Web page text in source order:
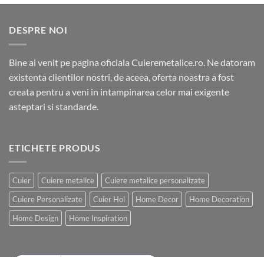
DESPRE NOI
Bine ai venit pe pagina oficiala Cuieremetalice.ro. Ne datoram
existenta clientilor nostri, de aceea, oferta noastra a fost
creata pentru a veni in intampinarea celor mai exigente
asteptari si standarde.
ETICHETE PRODUS
Cuier Cuiere metalice
Cuiere metalice personalizate
Cuiere Personalizate
Cuier Hol Home Decor
Home Decoration
Home Design
Home Inspiration